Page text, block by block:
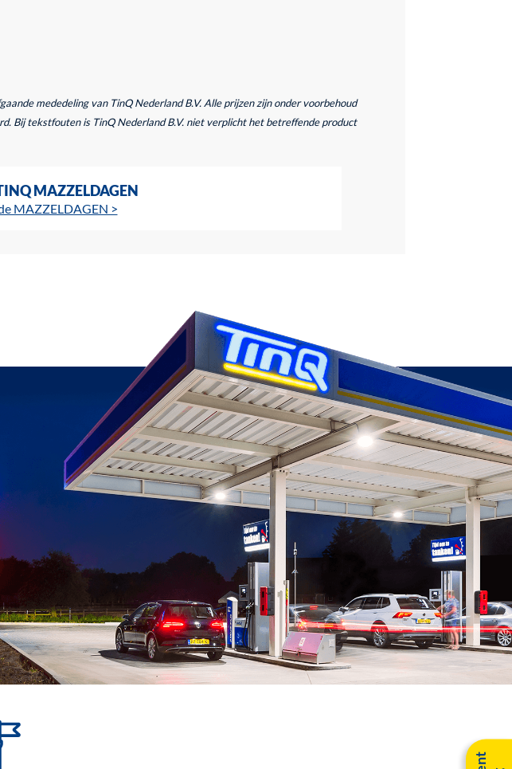
mededeling van TinQ Nederland B.V. Alle prijzen zijn onder voorbehoud
Bij tekstfouten is TinQ Nederland B.V. niet verplicht het betreffende product
MAZZELDAGEN
MAZZELDAGEN >